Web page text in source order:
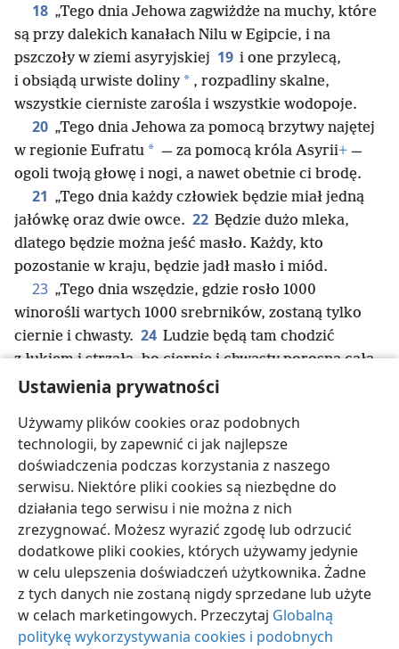
Ustawienia prywatności
Używamy plików cookies oraz podobnych
technologii, by zapewnić ci jak najlepsze
doświadczenia podczas korzystania z naszego
serwisu. Niektóre pliki cookies są niezbędne do
działania tego serwisu i nie można z nich
zrezygnować. Możesz wyrazić zgodę lub odrzucić
dodatkowe pliki cookies, których używamy jedynie
w celu ulepszenia doświadczeń użytkownika. Żadne
z tych danych nie zostaną nigdy sprzedane lub użyte
w celach marketingowych. Przeczytaj Globalną
politykę wykorzystywania cookies i podobnych
18 „Tego dnia Jehowa zagwiżdże na muchy, które
są przy dalekich kanałach Nilu w Egipcie, i na
pszczoły w ziemi asyryjskiej 19 i one przylecą,
i obsiądą urwiste doliny * , rozpadliny skalne,
wszystkie cierniste zarośla i wszystkie wodopoje.
20 „Tego dnia Jehowa za pomocą brzytwy najętej
w regionie Eufratu * — za pomocą króla Asyrii+ —
ogoli twoją głowę i nogi, a nawet obetnie ci brodę.
21 „Tego dnia każdy człowiek będzie miał jedną
jałówkę oraz dwie owce. 22 Będzie dużo mleka,
dlatego będzie można jeść masło. Każdy, kto
pozostanie w kraju, będzie jadł masło i miód.
23 „Tego dnia wszędzie, gdzie rosło 1000
winorośli wartych 1000 srebrników, zostaną tylko
ciernie i chwasty. 24 Ludzie będą tam chodzić
z łukiem i strzałą, bo ciernie i chwasty porosną całą
tę ziemię. 25 Z obawy przed cierniami i chwastami
oczyszczano motyką. Będą się na nich paść byki,
podepczą je owce”.
polski Udostępnij Ustawienia
Copyright © 2026 Watch Tower Bible and Tract Society of Pennsylvania
Warunki użytkowania Polityka prywatności
Ustawienia prywatności
JW.ORG
Zaloguj